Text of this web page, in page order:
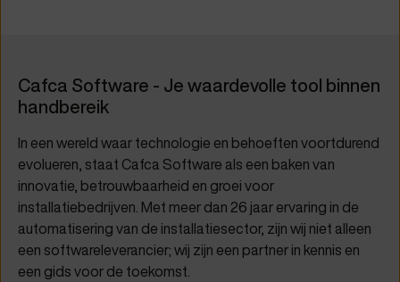
Cafca Software - Je waardevolle tool binnen
handbereik
In een wereld waar technologie en behoeften voortdurend
evolueren, staat Cafca Software als een baken van
innovatie, betrouwbaarheid en groei voor
installatiebedrijven. Met meer dan 26 jaar ervaring in de
automatisering van de installatiesector, zijn wij niet alleen
een softwareleverancier; wij zijn een partner in kennis en
een gids voor de toekomst.